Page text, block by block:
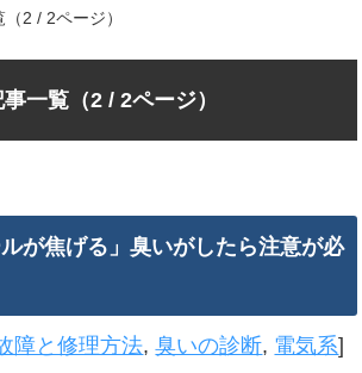
2 / 2ページ）
一覧（2 / 2ページ）
が焦げる」臭いがしたら注意が必
障と修理方法,臭いの診断, 電気系]